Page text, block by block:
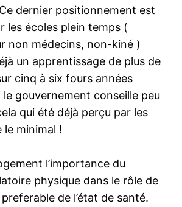
dernier positionnement est
les écoles plein temps (
non médecins, non-kiné )
un apprentissage de plus de
cinq à six fours années
le gouvernement conseille peu
qui été déjà perçu par les
le minimal !
l’importance du
physique dans le rôle de
de l’état de santé.